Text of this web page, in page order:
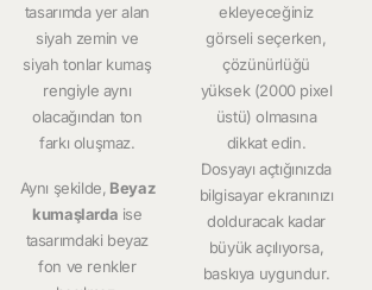
tasarımda yer alan
siyah zemin ve
siyah tonlar kumaş
rengiyle aynı
olacağından ton
farkı oluşmaz.
Aynı şekilde, Beyaz
kumaşlarda ise
tasarımdaki beyaz
fon ve renkler
ekleyeceğiniz
görseli seçerken,
çözünürlüğü
yüksek (2000 pixel
üstü) olmasına
dikkat edin.
Dosyayı açtığınızda
bilgisayar ekranınızı
dolduracak kadar
büyük açılıyorsa,
baskıya uygundur.